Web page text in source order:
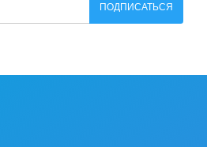
ПОДПИСАТЬСЯ